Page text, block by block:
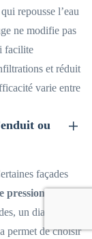
repousse l’eau
ne modifie pas
facilite
et réduit
varie entre
ou
façades
pression
un diagnostic
permet de choisir